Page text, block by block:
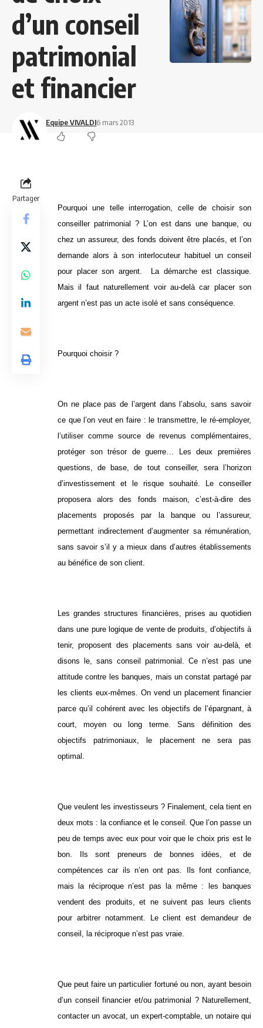
d’un conseil
patrimonial
et financier
Equipe VIVALDI6 mars 2013
Partager
Pourquoi une telle interrogation, celle de choisir son
conseiller patrimonial ? L’on est dans une banque, ou
chez un assureur, des fonds doivent être placés, et l’on
demande alors à son interlocuteur habituel un conseil
pour placer son argent. La démarche est classique.
Mais il faut naturellement voir au-delà car placer son
argent n’est pas un acte isolé et sans conséquence.
Pourquoi choisir ?
On ne place pas de l’argent dans l’absolu, sans savoir
ce que l’on veut en faire : le transmettre, le ré-employer,
l’utiliser comme source de revenus complémentaires,
protéger son trésor de guerre… Les deux premières
questions, de base, de tout conseiller, sera l’horizon
d’investissement et le risque souhaité. Le conseiller
proposera alors des fonds maison, c’est-à-dire des
placements proposés par la banque ou l’assureur,
permettant indirectement d’augmenter sa rémunération,
sans savoir s’il y a mieux dans d’autres établissements
au bénéfice de son client.
Les grandes structures financières, prises au quotidien
dans une pure logique de vente de produits, d’objectifs à
tenir, proposent des placements sans voir au-delà, et
disons le, sans conseil patrimonial. Ce n’est pas une
attitude contre les banques, mais un constat partagé par
les clients eux-mêmes. On vend un placement financier
parce qu’il cohérent avec les objectifs de l’épargnant, à
court, moyen ou long terme. Sans définition des
objectifs patrimoniaux, le placement ne sera pas
optimal.
Que veulent les investisseurs ? Finalement, cela tient en
deux mots : la confiance et le conseil. Que l’on passe un
peu de temps avec eux pour voir que le choix pris est le
bon. Ils sont preneurs de bonnes idées, et de
compétences car ils n’en ont pas. Ils font confiance,
mais la réciproque n’est pas la même : les banques
vendent des produits, et ne suivent pas leurs clients
pour arbitrer notamment. Le client est demandeur de
conseil, la réciproque n’est pas vraie.
Que peut faire un particulier fortuné ou non, ayant besoin
d’un conseil financier et/ou patrimonial ? Naturellement,
contacter un avocat, un expert-comptable, un notaire qui